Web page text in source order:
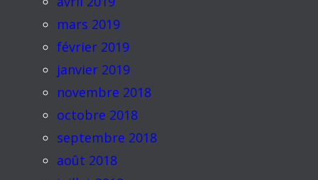
mars 2019
février 2019
janvier 2019
novembre 2018
octobre 2018
septembre 2018
août 2018